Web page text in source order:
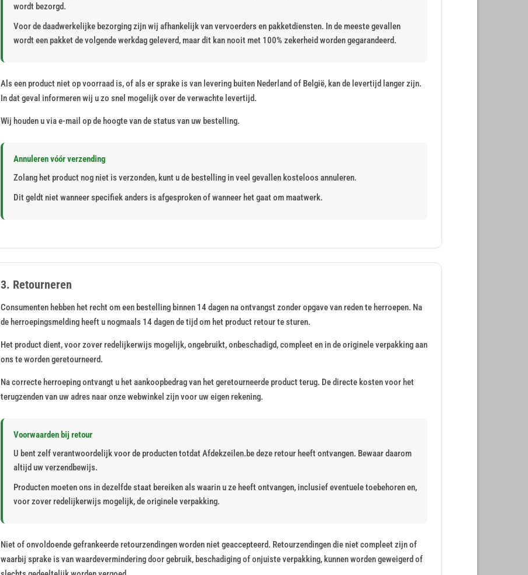
wordt bezorgd.
Voor de daadwerkelijke bezorging zijn wij afhankelijk van vervoerders en pakketdiensten. In de meeste gevallen
wordt een pakket de volgende werkdag geleverd, maar dit kan nooit met 100% zekerheid worden gegarandeerd.
Als een product niet op voorraad is, of als er sprake is van levering buiten Nederland of België, kan de levertijd langer zijn.
In dat geval informeren wij u zo snel mogelijk over de verwachte levertijd.
Wij houden u via e-mail op de hoogte van de status van uw bestelling.
Annuleren vóór verzending
Zolang het product nog niet is verzonden, kunt u de bestelling in veel gevallen kosteloos annuleren.
Dit geldt niet wanneer specifiek anders is afgesproken of wanneer het gaat om maatwerk.
3. Retourneren
Consumenten hebben het recht om een bestelling binnen 14 dagen na ontvangst zonder opgave van reden te herroepen. Na
de herroepingsmelding heeft u nogmaals 14 dagen de tijd om het product retour te sturen.
Het product dient, voor zover redelijkerwijs mogelijk, ongebruikt, onbeschadigd, compleet en in de originele verpakking aan
ons te worden geretourneerd.
Na correcte herroeping ontvangt u het aankoopbedrag van het geretourneerde product terug. De directe kosten voor het
terugzenden van uw adres naar onze webwinkel zijn voor uw eigen rekening.
Voorwaarden bij retour
U bent zelf verantwoordelijk voor de producten totdat Afdekzeilen.be deze retour heeft ontvangen. Bewaar daarom
altijd uw verzendbewijs.
Producten moeten ons in dezelfde staat bereiken als waarin u ze heeft ontvangen, inclusief eventuele toebehoren en,
voor zover redelijkerwijs mogelijk, de originele verpakking.
Niet of onvoldoende gefrankeerde retourzendingen worden niet geaccepteerd. Retourzendingen die niet compleet zijn of
waarbij sprake is van waardevermindering door gebruik, beschadiging of onjuiste verpakking, kunnen worden geweigerd of